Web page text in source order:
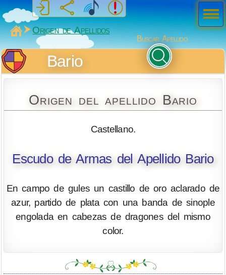
MiSabueso
Origen de Apellidos
Buscar Apellido
Bario
Origen del apellido Bario
Castellano.
Escudo de Armas del Apellido Bario
En campo de gules un castillo de oro aclarado de
azur, partido de plata con una banda de sinople
engolada en cabezas de dragones del mismo
color.
Men
ú